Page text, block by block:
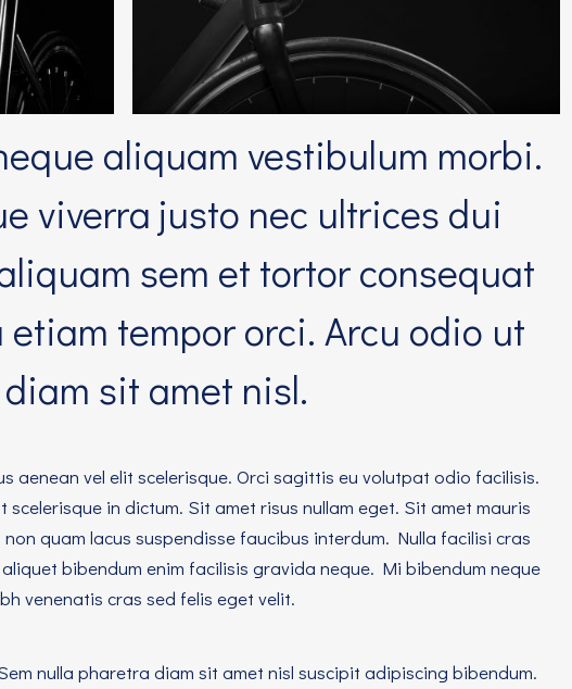
aliquam vestibulum morbi.
viverra justo nec ultrices dui
sem et tortor consequat
tempor orci. Arcu odio ut
sit amet nisl.
aenean vel elit scelerisque. Orci sagittis eu volutpat odio facilisis.
in dictum. Sit amet risus nullam eget. Sit amet mauris
quam lacus suspendisse faucibus interdum. Nulla facilisi cras
aliquet bibendum enim facilisis gravida neque. Mi bibendum neque
venenatis cras sed felis eget velit.
nulla pharetra diam sit amet nisl suscipit adipiscing bibendum.